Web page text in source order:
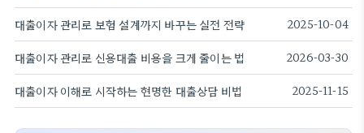
대출이자 관리로 보험 설계까지 바꾸는 실전 전략 2025-10-04
대출이자 관리로 신용대출 비용을 크게 줄이는 법 2026-03-30
대출이자 이해로 시작하는 현명한 대출상담 비법 2025-11-15